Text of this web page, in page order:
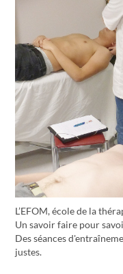
L’EFOM, école de la
Un savoir faire pour
Des séances
justes.